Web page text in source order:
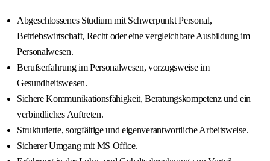
Abgeschlossenes Studium mit Schwerpunkt Personal,
Betriebswirtschaft, Recht oder eine vergleichbare Ausbildung im
Personalwesen.
Berufserfahrung im Personalwesen, vorzugsweise im
Gesundheitswesen.
Sichere Kommunikationsfähigkeit, Beratungskompetenz und ein
verbindliches Auftreten.
Strukturierte, sorgfältige und eigenverantwortliche Arbeitsweise.
Sicherer Umgang mit MS Office.